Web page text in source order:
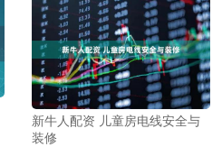
新牛人配资 儿童房电线安全与
装修